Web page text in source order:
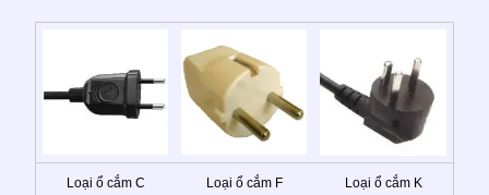
Loại ổ cắm C Loại ổ cắm F Loại ổ cắm K